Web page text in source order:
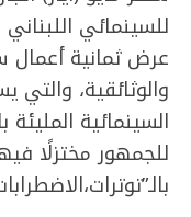
للسينمائي
عرض ثمانية أعمال
والوثائقية،
السينمائية
للجمهور مختزلًا